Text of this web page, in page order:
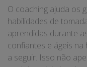
O coaching ajuda os
habilidades de
aprendidas durante
confiantes e ágeis
a seguir. Isso não